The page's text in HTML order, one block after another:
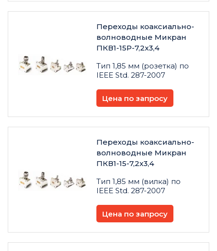
Переходы коаксиально-
волноводные Микран
ПКВ1-15Р-7,2х3,4
Тип 1,85 мм (розетка) по
IEEE Std. 287-2007
Цена по запросу
Переходы коаксиально-
волноводные Микран
ПКВ1-15-7,2х3,4
Тип 1,85 мм (вилка) по
IEEE Std. 287-2007
Цена по запросу